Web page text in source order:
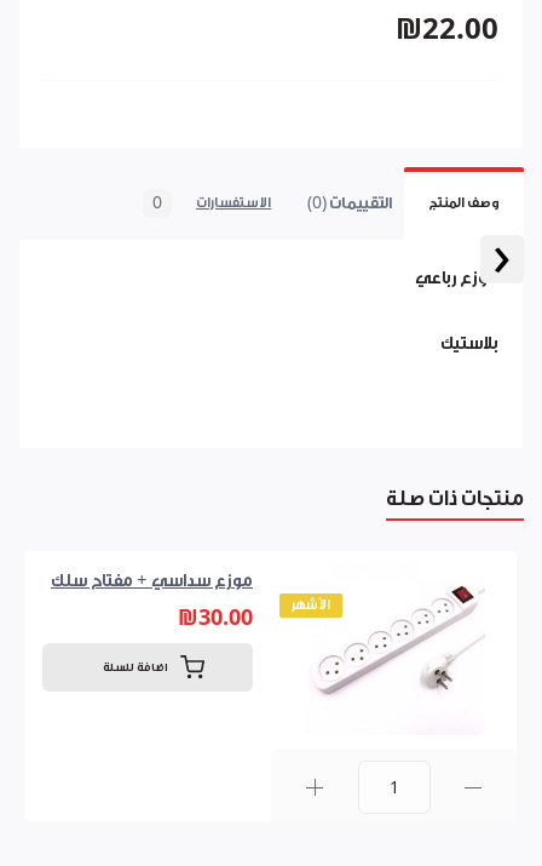
‹
₪22.00
وصف المنتج التقييمات (0) الاستفسارات 0
موزع رباعي
بلاستيك
منتجات ذات صلة
الأشهر
موزع سداسي + مفتاح سلك
₪30.00
اضافة للسلة